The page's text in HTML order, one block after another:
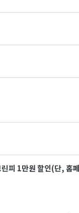
피 1만원 할인(단, 홈